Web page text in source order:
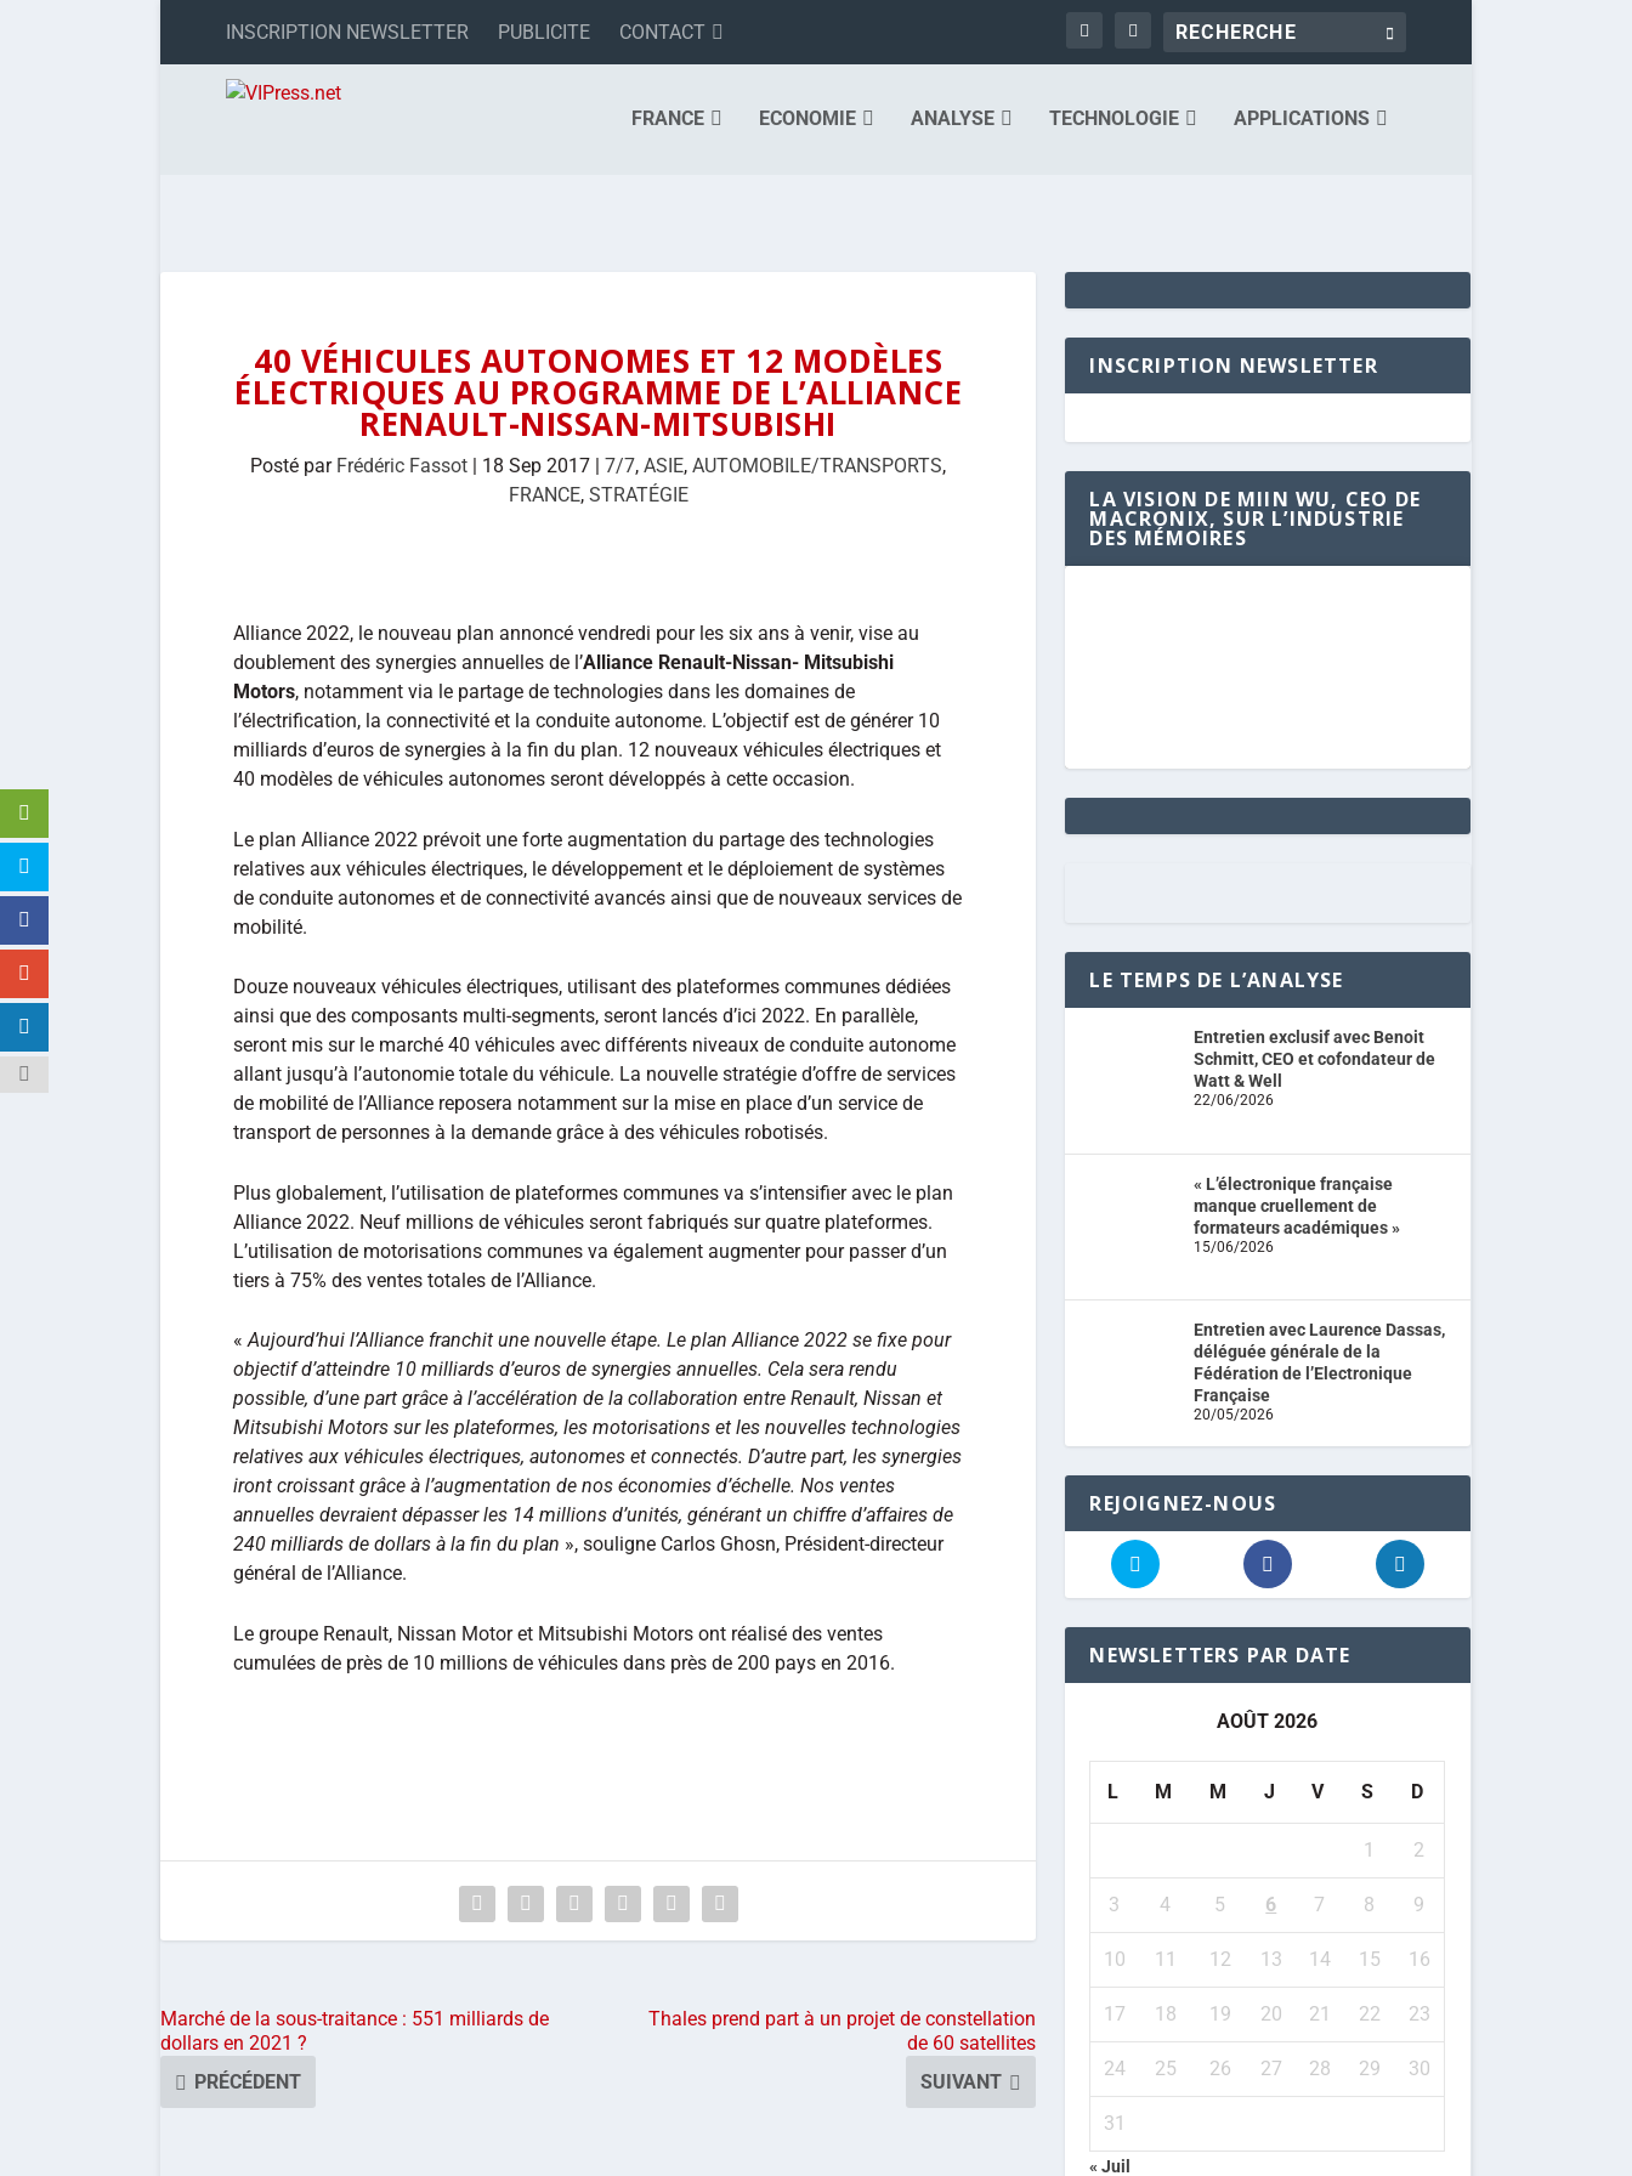
INSCRIPTION NEWSLETTER PUBLICITE CONTACT
FRANCE ECONOMIE ANALYSE TECHNOLOGIE APPLICATIONS
40 VÉHICULES AUTONOMES ET 12 MODÈLES
ÉLECTRIQUES AU PROGRAMME DE L’ALLIANCE
RENAULT-NISSAN-MITSUBISHI
Posté par Frédéric Fassot | 18 Sep 2017 |7/7,ASIE,AUTOMOBILE/TRANSPORTS,
FRANCE, STRATÉGIE
Alliance 2022, le nouveau plan annoncé vendredi pour les six ans à venir, vise au
doublement des synergies annuelles de l’Alliance Renault-Nissan- Mitsubishi
Motors, notamment via le partage de technologies dans les domaines de
l’électrification, la connectivité et la conduite autonome. L’objectif est de générer 10
milliards d’euros de synergies à la fin du plan. 12 nouveaux véhicules électriques et
40 modèles de véhicules autonomes seront développés à cette occasion.
Le plan Alliance 2022 prévoit une forte augmentation du partage des technologies
relatives aux véhicules électriques, le développement et le déploiement de systèmes
de conduite autonomes et de connectivité avancés ainsi que de nouveaux services de
mobilité.
Douze nouveaux véhicules électriques, utilisant des plateformes communes dédiées
ainsi que des composants multi-segments, seront lancés d’ici 2022. En parallèle,
seront mis sur le marché 40 véhicules avec différents niveaux de conduite autonome
allant jusqu’à l’autonomie totale du véhicule. La nouvelle stratégie d’offre de services
de mobilité de l’Alliance reposera notamment sur la mise en place d’un service de
transport de personnes à la demande grâce à des véhicules robotisés.
Plus globalement, l’utilisation de plateformes communes va s’intensifier avec le plan
Alliance 2022. Neuf millions de véhicules seront fabriqués sur quatre plateformes.
L’utilisation de motorisations communes va également augmenter pour passer d’un
tiers à 75% des ventes totales de l’Alliance.
«Aujourd’hui l’Alliance franchit une nouvelle étape. Le plan Alliance 2022 se fixe pour
objectif d’atteindre 10 milliards d’euros de synergies annuelles. Cela sera rendu
possible, d’une part grâce à l’accélération de la collaboration entre Renault, Nissan et
Mitsubishi Motors sur les plateformes, les motorisations et les nouvelles technologies
relatives aux véhicules électriques, autonomes et connectés. D’autre part, les synergies
iront croissant grâce à l’augmentation de nos économies d’échelle. Nos ventes
annuelles devraient dépasser les 14 millions d’unités, générant un chiffre d’affaires de
240 milliards de dollars à la fin du plan », souligne Carlos Ghosn, Président-directeur
général de l’Alliance.
Le groupe Renault, Nissan Motor et Mitsubishi Motors ont réalisé des ventes
cumulées de près de 10 millions de véhicules dans près de 200 pays en 2016.
Marché de la sous-traitance : 551 milliards de
dollars en 2021 ?
PRÉCÉDENT
Thales prend part à un projet de constellation
de 60 satellites
SUIVANT
INSCRIPTION NEWSLETTER
LA VISION DE MIIN WU, CEO DE
MACRONIX, SUR L’INDUSTRIE
DES MÉMOIRES
LE TEMPS DE L’ANALYSE
Entretien exclusif avec Benoit
Schmitt, CEO et cofondateur de
Watt & Well
22/06/2026
« L’électronique française
manque cruellement de
formateurs académiques »
15/06/2026
Entretien avec Laurence Dassas,
déléguée générale de la
Fédération de l’Electronique
Française
20/05/2026
REJOIGNEZ-NOUS
NEWSLETTERS PAR DATE
AOÛT 2026
L M M J V S D
1 2
3 4 5 6 7 8 9
10 11 12 13 14 15 16
17 18 19 20 21 22 23
24 25 26 27 28 29 30
31
« Juil